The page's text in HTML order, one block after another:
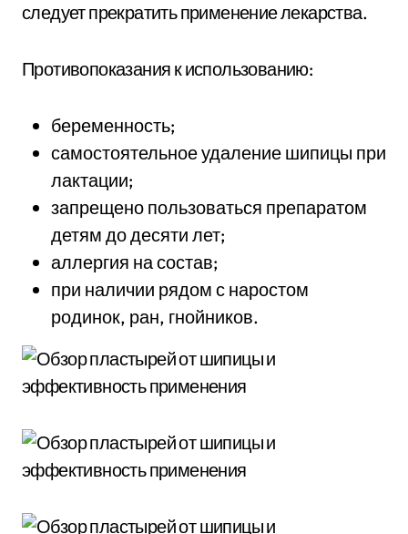
следует прекратить применение лекарства.
Противопоказания к использованию:
беременность;
самостоятельное удаление шипицы при
лактации;
запрещено пользоваться препаратом
детям до десяти лет;
аллергия на состав;
при наличии рядом с наростом
родинок, ран, гнойников.